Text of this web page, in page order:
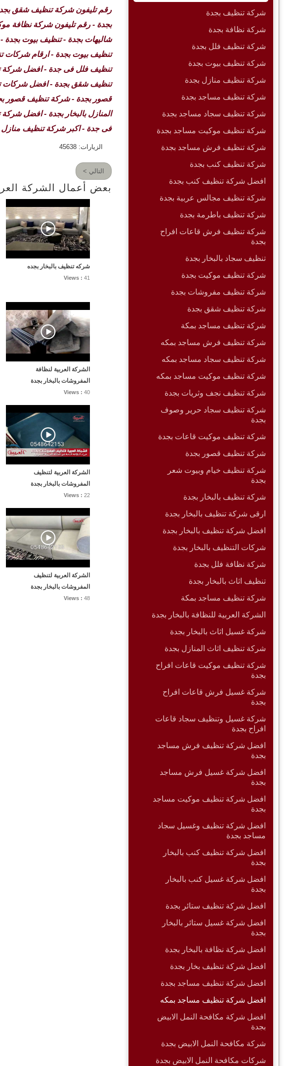
رقم تليفون شركة تنظيف شقق
بجدة - رقم تليفون شركة نظافة
شاليهات بجدة - تنظيف بيوت
تنظيف بيوت بجدة - ارقام شركات
تنظيف فلل فى جدة - افضل شركة
تنظيف شقق بجدة - افضل شركات
قصور بجدة - شركة تنظيف قصور
المنازل بالبخار بجدة - افضل
فى جدة - اكبر شركة تنظيف منازل
الزيارات: 45638
التالي >
بعض أعمال الشركة
شركه تنظيف بالبخار بجده
Views : 41
الشركة العربية لنظافة
المفروشات بالبخار بجدة
Views : 40
الشركة العربية لتنظيف
المفروشات بالبخار بجدة
Views : 22
الشركة العربية لتنظيف
المفروشات بالبخار بجدة
Views : 48
شركة تنظيف بجدة
شركة نظافة بجدة
شركة تنظيف فلل بجدة
شركة تنظيف بيوت بجدة
شركة تنظيف منازل بجدة
شركة تنظيف مساجد بجدة
شركة تنظيف سجاد مساجد بجدة
شركة تنظيف موكيت مساجد بجدة
شركة تنظيف فرش مساجد بجدة
شركة تنظيف كنب بجدة
افضل شركة تنظيف كنب بجدة
شركة تنظيف مجالس عربية بجدة
شركة تنظيف باطرمة بجدة
شركة تنظيف فرش قاعات افراح
بجدة
تنظيف سجاد بالبخار بجدة
شركة تنظيف موكيت بجدة
شركة تنظيف مفروشات بجدة
شركة تنظيف شقق بجدة
شركة تنظيف مساجد بمكة
شركة تنظيف فرش مساجد بمكه
شركة تنظيف سجاد مساجد بمكه
شركة تنظيف موكيت مساجد بمكه
شركة تنظيف نجف وثريات بجدة
شركة تنظيف سجاد حرير وصوف
بجدة
شركة تنظيف موكيت قاعات بجدة
شركة تنظيف قصور بجدة
شركة تنظيف خيام وبيوت شعر
بجدة
شركة تنظيف بالبخار بجدة
ارقى شركة تنظيف بالبخار بجدة
افضل شركة تنظيف بالبخار بجدة
شركات التنظيف بالبخار بجدة
شركة نظافة فلل بجدة
تنظيف اثاث بالبخار بجدة
شركة تنظيف مساجد بمكة
الشركة العربية للنظافة بالبخار بجدة
شركة غسيل اثاث بالبخار بجدة
شركة تنظيف اثاث المنازل بجدة
شركة تنظيف موكيت قاعات افراح
بجدة
شركة غسيل فرش قاعات افراح
بجدة
شركة غسيل وتنظيف سجاد قاعات
افراح بجدة
افضل شركة تنظيف فرش مساجد
بجدة
افضل شركة غسيل فرش مساجد
بجدة
افضل شركة تنظيف موكيت مساجد
بجدة
افضل شركة تنظيف وغسيل سجاد
مساجد بجدة
افضل شركة تنظيف كنب بالبخار
بجدة
افضل شركة غسيل كنب بالبخار
بجدة
افضل شركة تنظيف ستائر بجدة
افضل شركة غسيل ستائر بالبخار
بجدة
افضل شركة نظافة بالبخار بجدة
افضل شركة تنظيف بخار بجدة
افضل شركة تنظيف مساجد بجدة
افضل شركة تنظيف مساجد بمكه
افضل شركة مكافحة النمل الابيض
بجدة
شركة مكافحة النمل الابيض بجدة
شركات مكافحة النمل الابيض بجدة